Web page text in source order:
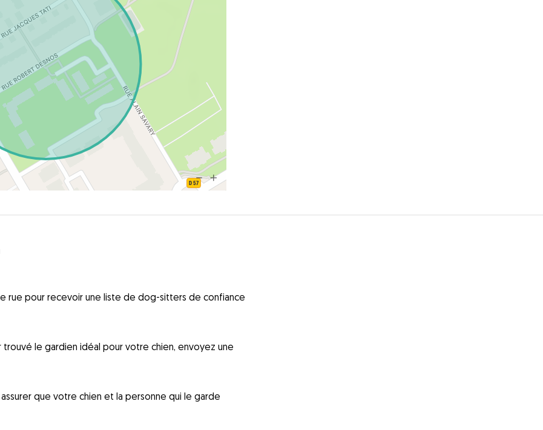
rue pour recevoir une liste de dog-sitters de confiance
le gardien idéal pour votre chien, envoyez une
que votre chien et la personne qui le garde